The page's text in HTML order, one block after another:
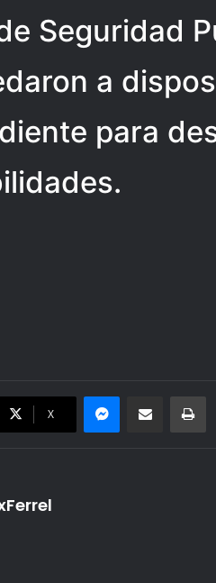
Seguridad
a
para
X
Messenger
Share via Email